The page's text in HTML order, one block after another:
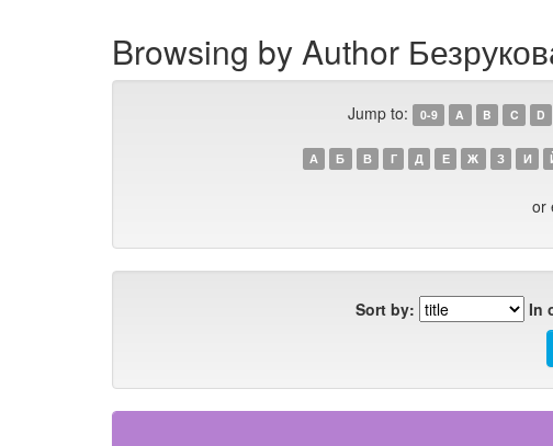
Browsing by Author
Jump to: 0-9 A B C D
А Б В Г Д Е Ж З И
or
Sort by: In